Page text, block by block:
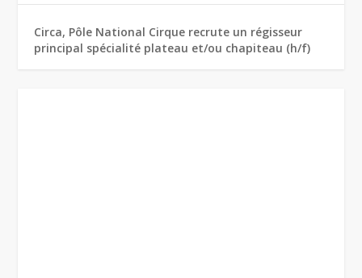
Circa, Pôle National Cirque recrute un régisseur
principal spécialité plateau et/ou chapiteau (h/f)